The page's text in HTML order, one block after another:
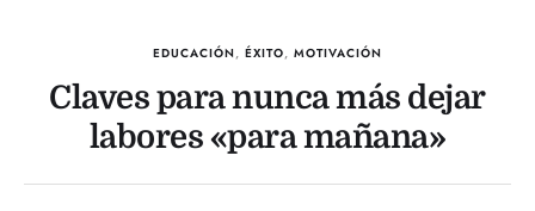
EDUCACIÓN, ÉXITO, MOTIVACIÓN
Claves para nunca más dejar
labores «para mañana»